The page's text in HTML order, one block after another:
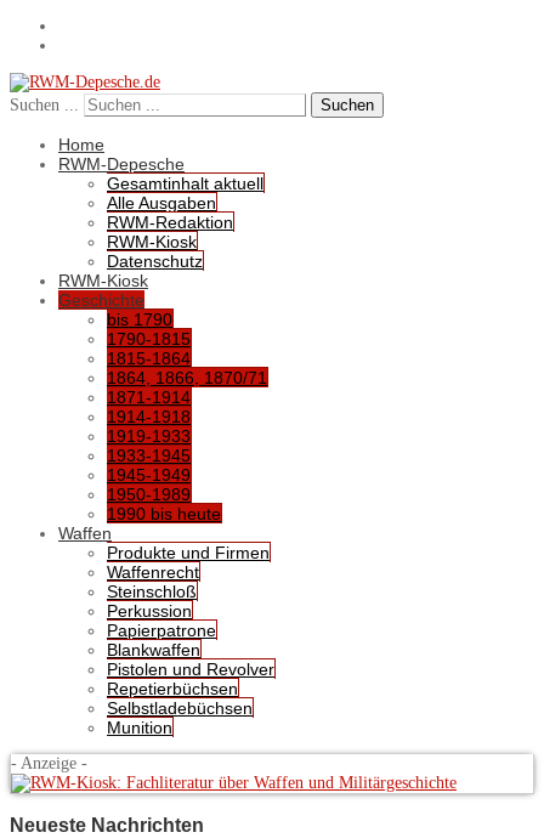
Suchen ... Suchen
Home
RWM-Depesche
Gesamtinhalt aktuell
Alle Ausgaben
RWM-Redaktion
RWM-Kiosk
Datenschutz
RWM-Kiosk
Geschichte
bis 1790
1790-1815
1815-1864
1864, 1866, 1870/71
1871-1914
1914-1918
1919-1933
1933-1945
1945-1949
1950-1989
1990 bis heute
Waffen
Produkte und Firmen
Waffenrecht
Steinschloß
Perkussion
Papierpatrone
Blankwaffen
Pistolen und Revolver
Repetierbüchsen
Selbstladebüchsen
Munition
- Anzeige -
Neueste Nachrichten